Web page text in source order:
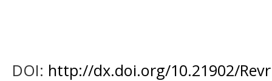
DOI: http://dx.doi.org/10.21902/